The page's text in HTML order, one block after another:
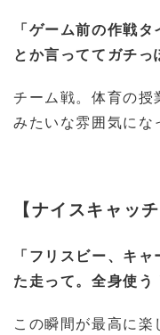
「ゲーム前の作戦
とか言っててガチっ
チーム戦。体育の授
みたいな雰囲気にな
【ナイスキャッ
「フリスビー、キ
た走って。全身使う
この瞬間が最高に楽